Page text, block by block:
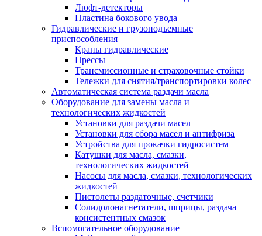
Люфт-детекторы
Пластина бокового увода
Гидравлические и грузоподъемные
приспособления
Краны гидравлические
Прессы
Трансмиссионные и страховочные стойки
Тележки для снятия/транспортировки колес
Автоматическая система раздачи масла
Оборудование для замены масла и
технологических жидкостей
Установки для раздачи масел
Установки для сбора масел и антифриза
Устройства для прокачки гидросистем
Катушки для масла, смазки,
технологических жидкостей
Насосы для масла, смазки, технологических
жидкостей
Пистолеты раздаточные, счетчики
Солидолонагнетатели, шприцы, раздача
консистентных смазок
Вспомогательное оборудование